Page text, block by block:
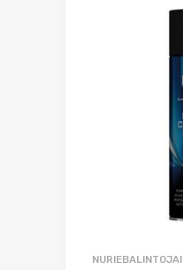
NURIEBALINTOJAI